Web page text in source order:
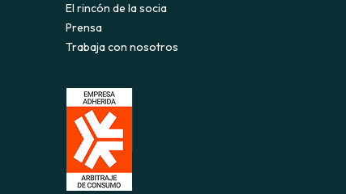
El rincón de la socia
Prensa
Trabaja con nosotros